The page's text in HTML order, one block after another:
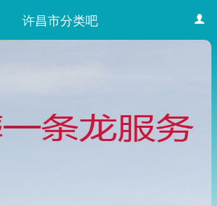
许昌市分类吧